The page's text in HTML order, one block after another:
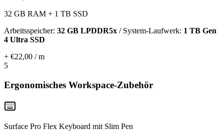
32 GB RAM + 1 TB SSD
Arbeitsspeicher: 32 GB LPDDR5x / System-Laufwerk: 1 TB Gen
4 Ultra SSD
+ €22,00 / m
5
Ergonomisches Workspace-Zubehör
Surface Pro Flex Keyboard mit Slim Pen